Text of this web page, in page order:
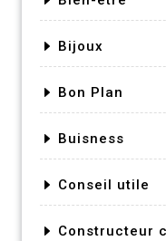
Bijoux
Bon Plan
Buisness
Conseil utile
Constructeur